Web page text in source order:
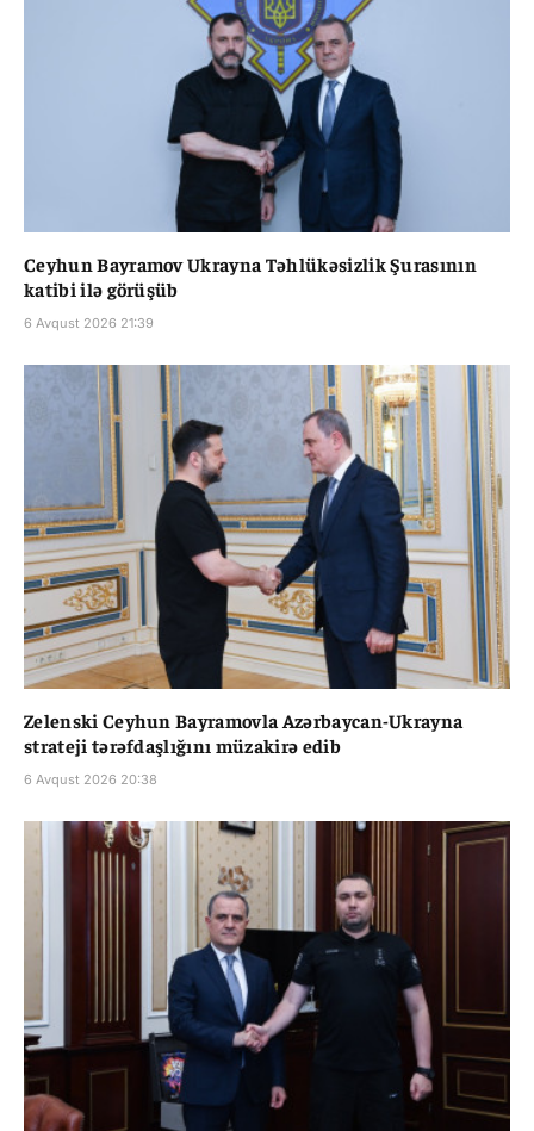
Ceyhun Bayramov Ukrayna Təhlükəsizlik Şurasının
katibi ilə görüşüb
6 Avqust 2026 21:39
Zelenski Ceyhun Bayramovla Azərbaycan-Ukrayna
strateji tərəfdaşlığını müzakirə edib
6 Avqust 2026 20:38